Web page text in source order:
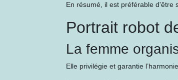
En résumé, il est préférable d'être
Portrait robot
La femme
Elle privilégie et garantie